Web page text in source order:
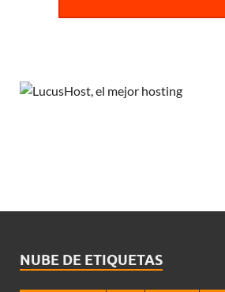
NUBE DE ETIQUETAS